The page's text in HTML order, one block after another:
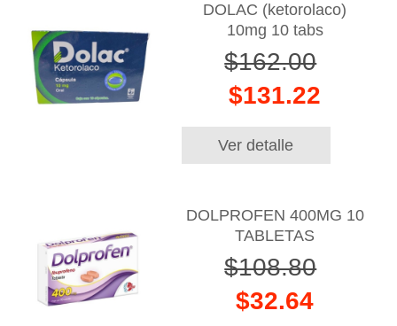
DOLAC (ketorolaco)
10mg 10 tabs
$162.00
$131.22
Ver detalle
DOLPROFEN 400MG 10
TABLETAS
$108.80
$32.64